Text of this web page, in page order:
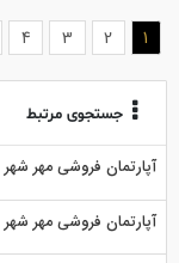
1
(current)
2
3
4
جستجوی مرتبط
آپارتمان فروشی مهر شهر
آپارتمان فروشی مهر شهر